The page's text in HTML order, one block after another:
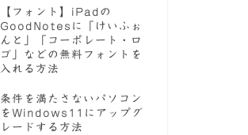
【フォント】iPadの
GoodNotesに「けいふぉ
んと」「コーポレート・ロ
ゴ」などの無料フォントを
入れる方法
条件を満たさないパソコン
をWindows11にアップグ
レードする方法